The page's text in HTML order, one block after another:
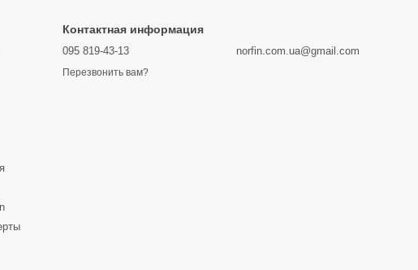
Контактная информация
095 819-43-13
Перезвонить вам?
norfin.com.ua@gmail.com